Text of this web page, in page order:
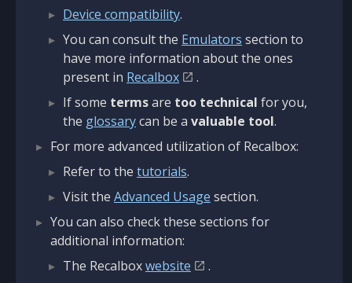
Device compatibility.
You can consult the Emulators section to
have more information about the ones
present in Recalbox
.
If some termsare too technical for you,
the glossarycan be a valuable tool.
For more advanced utilization of Recalbox:
Refer to the tutorials.
Visit the Advanced Usage section.
You can also check these sections for
additional information:
The Recalboxwebsite
.